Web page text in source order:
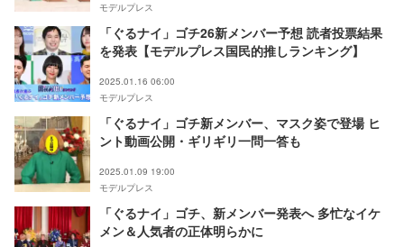
モデルプレス
「ぐるナイ」ゴチ26新メンバー予想 読者投票結果
を発表【モデルプレス国民的推しランキング】
2025.01.16 06:00
モデルプレス
「ぐるナイ」ゴチ新メンバー、マスク姿で登場 ヒ
ント動画公開・ギリギリ一問一答も
2025.01.09 19:00
モデルプレス
「ぐるナイ」ゴチ、新メンバー発表へ 多忙なイケ
メン＆人気者の正体明らかに